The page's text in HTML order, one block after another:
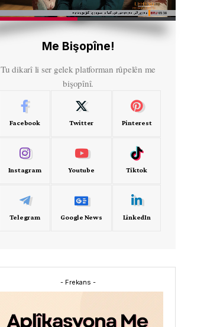
Me Bişopîne!
Tu dikarî li ser gelek platforman rûpelên me
bişopînî.
Facebook Twitter Pinterest
Instagram Youtube Tiktok
Telegram Google News LinkedIn
- Frekans -